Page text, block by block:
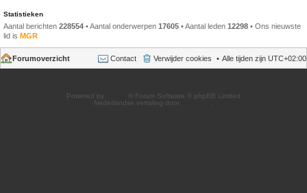
Statistieken
Aantal berichten 228554 • Aantal onderwerpen 17605 • Aantal leden 12298 • Ons nieuwste
lid is MGR
Forumoverzicht Alle tijden zijn UTC+02:00
Verwijder cookies
Contact
Powered by
® Forum Software © phpBB Limited
Nederlandse vertaling door